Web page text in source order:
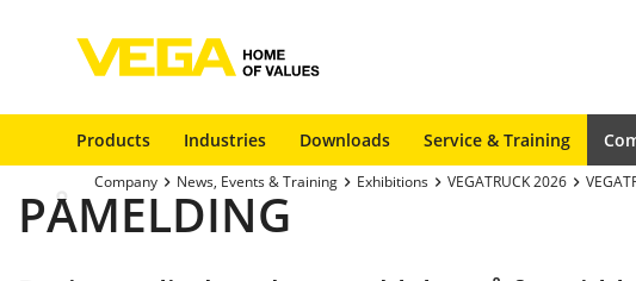
Products Industries Downloads Service & Training
Company News, Events & Training Exhibitions VEGATRUCK 2026
PÅMELDING